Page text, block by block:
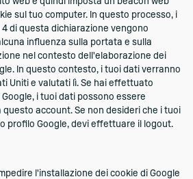
sul tuo computer. In questo processo, i
di questa dichiarazione vengono
influenza sulla portata e sulla
nel contesto dell'elaborazione dei
In questo contesto, i tuoi dati verranno
Uniti e valutati lì. Se hai effettuato
i tuoi dati possono essere
account. Se non desideri che i tuoi
profilo Google, devi effettuare il logout.
l'installazione dei cookie di Google